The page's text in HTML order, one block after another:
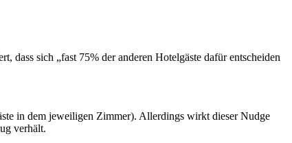
sich „fast 75% der anderen Hotelgäste dafür entscheiden
in dem jeweiligen Zimmer). Allerdings wirkt dieser Nudge
verhält.